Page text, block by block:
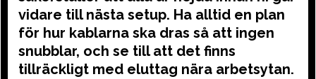
vidare till nästa setup. Ha alltid en plan
för hur kablarna ska dras så att ingen
snubblar, och se till att det finns
tillräckligt med eluttag nära arbetsytan.